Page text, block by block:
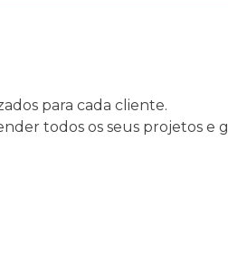
para cada cliente.
todos os seus projetos e